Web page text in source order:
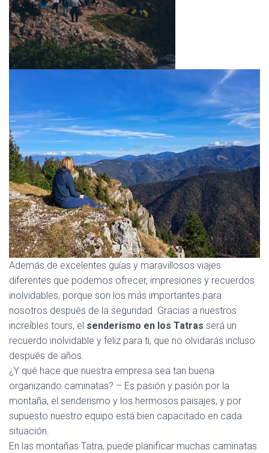
Además de excelentes guías y maravillosos viajes
diferentes que podemos ofrecer, impresiones y recuerdos
inolvidables, porque son los más importantes para
nosotros después de la seguridad. Gracias a nuestros
increíbles tours, el senderismo en los Tatras será un
recuerdo inolvidable y feliz para ti, que no olvidarás incluso
después de años.
¿Y qué hace que nuestra empresa sea tan buena
organizando caminatas? – Es pasión y pasión por la
montaña, el senderismo y los hermosos paisajes, y por
supuesto nuestro equipo está bien capacitado en cada
situación.
En las montañas Tatra, puede planificar muchas caminatas